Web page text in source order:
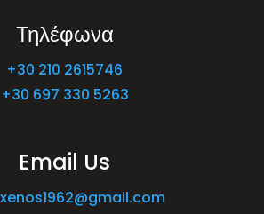
Τηλέφωνα
+30 210 2615746
+30 697 330 5263
Email Us